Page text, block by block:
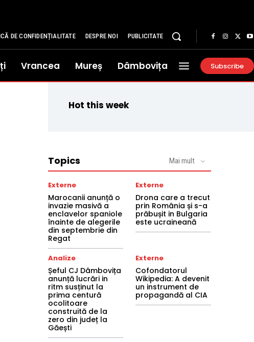
DE CONFIDENȚIALITATE DESPRE NOI PUBLICITATE
Vrancea Mureș Dâmbovița Subscribe
Hot this week
Topics Mai mult
Externe
Marocanii anunță o
invazie masivă a
enclavelor spaniole
înainte de alegerile
din septembrie din
Regat
Externe
Drona care a trecut
prin România și s-a
prăbușit in Bulgaria
este ucraineană
Analize
Șeful CJ Dâmbovița
anunță lucrări in
ritm susținut la
prima centură
ocolitoare
construită de la
zero din județ la
Găești
Externe
Cofondatorul
Wikipedia: A devenit
un instrument de
propagandă al CIA